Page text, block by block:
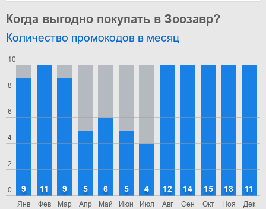
Когда выгодно покупать в Зоозавр?
Количество промокодов в месяц
0
2
4
6
8
10+
Янв
9
Фев
11
Мар
9
Апр
5
Май
6
Июн
5
Июл
4
Авг
12
Сен
14
Окт
15
Ноя
13
Дек
11